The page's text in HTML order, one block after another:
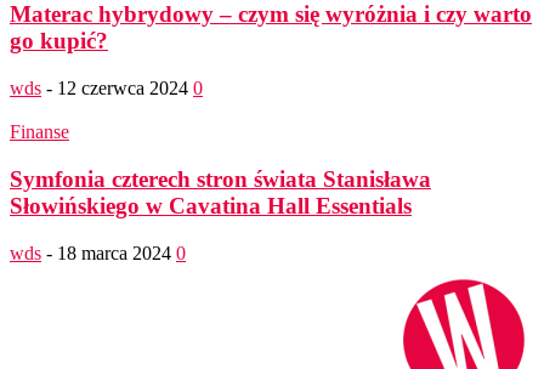
Materac hybrydowy – czym się wyróżnia i czy warto
go kupić?
wds - 12 czerwca 2024 0
Finanse
Symfonia czterech stron świata Stanisława
Słowińskiego w Cavatina Hall Essentials
wds - 18 marca 2024 0